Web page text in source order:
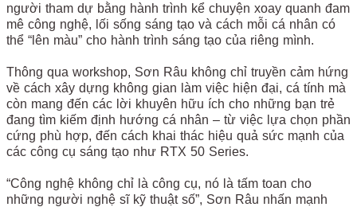
người tham dự bằng hành trình kể chuyện xoay quanh đam
mê công nghệ, lối sống sáng tạo và cách mỗi cá nhân có
thể “lên màu” cho hành trình sáng tạo của riêng mình.
Thông qua workshop, Sơn Râu không chỉ truyền cảm hứng
về cách xây dựng không gian làm việc hiện đại, cá tính mà
còn mang đến các lời khuyên hữu ích cho những bạn trẻ
đang tìm kiếm định hướng cá nhân – từ việc lựa chọn phần
cứng phù hợp, đến cách khai thác hiệu quả sức mạnh của
các công cụ sáng tạo như RTX 50 Series.
“Công nghệ không chỉ là công cụ, nó là tấm toan cho
những người nghệ sĩ kỹ thuật số”, Sơn Râu nhấn mạnh